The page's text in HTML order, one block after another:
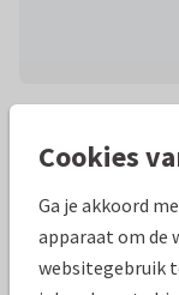
Mooie
Cookies
Ga je akkoord
apparaat om de
websitegebruik